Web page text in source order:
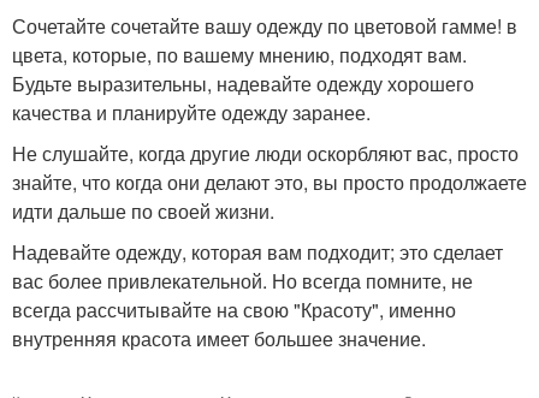
Сочетайте сочетайте вашу одежду по цветовой гамме! в
цвета, которые, по вашему мнению, подходят вам.
Будьте выразительны, надевайте одежду хорошего
качества и планируйте одежду заранее.
Не слушайте, когда другие люди оскорбляют вас, просто
знайте, что когда они делают это, вы просто продолжаете
идти дальше по своей жизни.
Надевайте одежду, которая вам подходит; это сделает
вас более привлекательной. Но всегда помните, не
всегда рассчитывайте на свою "Красоту", именно
внутренняя красота имеет большее значение.